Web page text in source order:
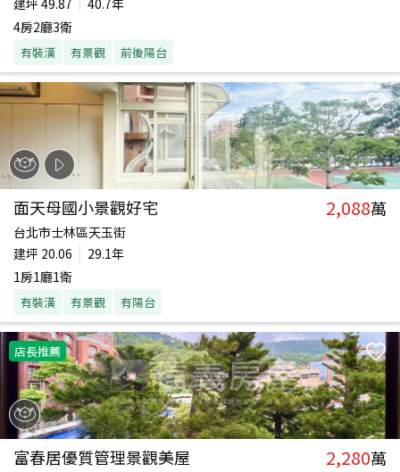
建坪 49.87
40.7年
4房2廳3衛
有裝潢 有景觀 前後陽台
面天母國小景觀好宅 2,088萬
台北市士林區天玉街
建坪 20.06
29.1年
1房1廳1衛
有裝潢 有景觀 有陽台
店長推薦
富春居優質管理景觀美屋 2,280萬